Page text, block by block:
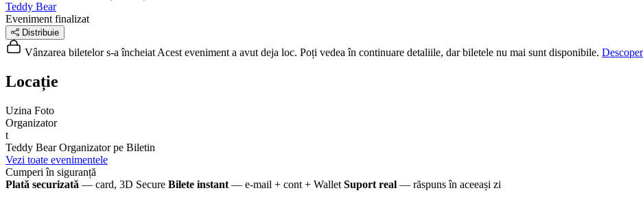
Teddy Bear
Eveniment finalizat
Distribuie
Vânzarea biletelor s-a încheiat Acest eveniment a avut deja loc. Poți vedea în continuare detaliile, dar biletele nu mai sunt disponibile.
Locație
Uzina Foto
Organizator
t
Teddy Bear Organizator pe Biletin
Vezi toate evenimentele
Cumperi în siguranță
Plată securizată — card, 3D Secure Bilete instant — e-mail + cont + Wallet Suport real — răspuns în aceeași zi